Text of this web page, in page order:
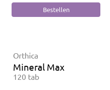
Orthica
Mineral Max
120 tab